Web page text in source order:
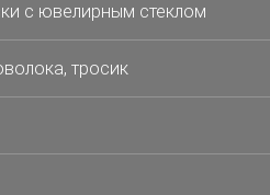
с ювелирным стеклом
тросик